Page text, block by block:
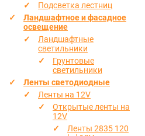
Подсветка лестниц
Ландшафтное и фасадное
освещение
Ландшафтные
светильники
Грунтовые
светильники
Ленты светодиодные
Ленты на 12V
Открытые ленты на
12V
Ленты 2835 120